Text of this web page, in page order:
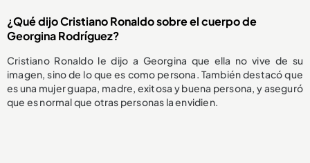
¿Qué dijo Cristiano Ronaldo sobre el cuerpo de
Georgina Rodríguez?
Cristiano Ronaldo le dijo a Georgina que ella no vive de su
imagen, sino de lo que es como persona. También destacó que
es una mujer guapa, madre, exitosa y buena persona, y aseguró
que es normal que otras personas la envidien.